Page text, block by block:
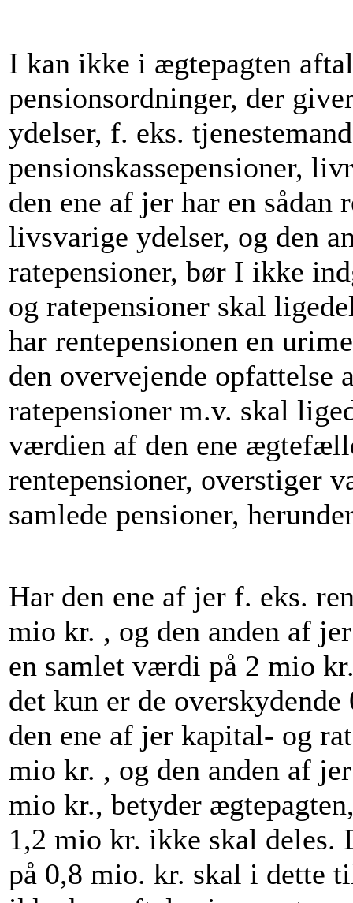
I kan ikke i ægtepagten
pensionsordninger, der
ydelser, f. eks.
pensionskassepensioner,
den ene af jer har en sådan
livsvarige ydelser, og den
ratepensioner, bør I ikke
og ratepensioner skal
har rentepensionen en
den overvejende
ratepensioner m.v. skal
værdien af den ene
rentepensioner, overstiger
samlede pensioner,
Har den ene af jer f. eks.
mio kr. , og den anden af
en samlet værdi på 2 mio
det kun er de
den ene af jer kapital- og
mio kr. , og den anden af
mio kr., betyder
1,2 mio kr. ikke skal deles.
på 0,8 mio. kr. skal i dette